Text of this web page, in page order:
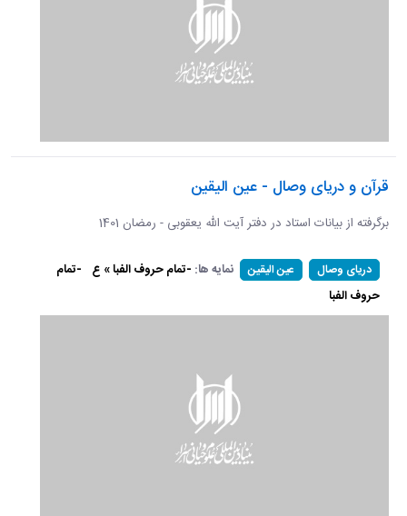
قرآن و دریای وصال - عین الیقین
برگرفته از بیانات استاد در دفتر آیت الله یعقوبی - رمضان 1401
دریای وصال عین الیقین نمایه ها: -تمام حروف الفبا » ع -تمام
حروف الفبا